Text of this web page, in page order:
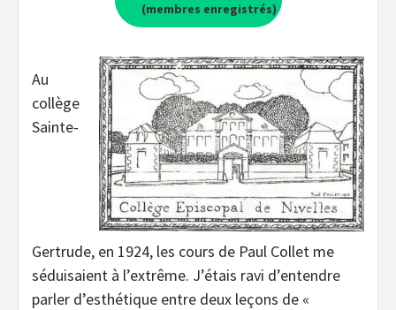
(membres enregistrés)
Au
collège
Sainte-
Gertrude, en 1924, les cours de Paul Collet me
séduisaient à l’extrême. J’étais ravi d’entendre
parler d’esthétique entre deux leçons de «